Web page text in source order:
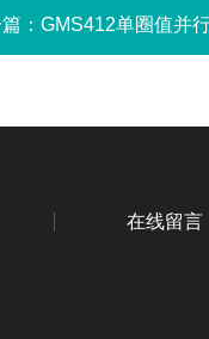
： GMS412单圈值并行格雷
在线留言